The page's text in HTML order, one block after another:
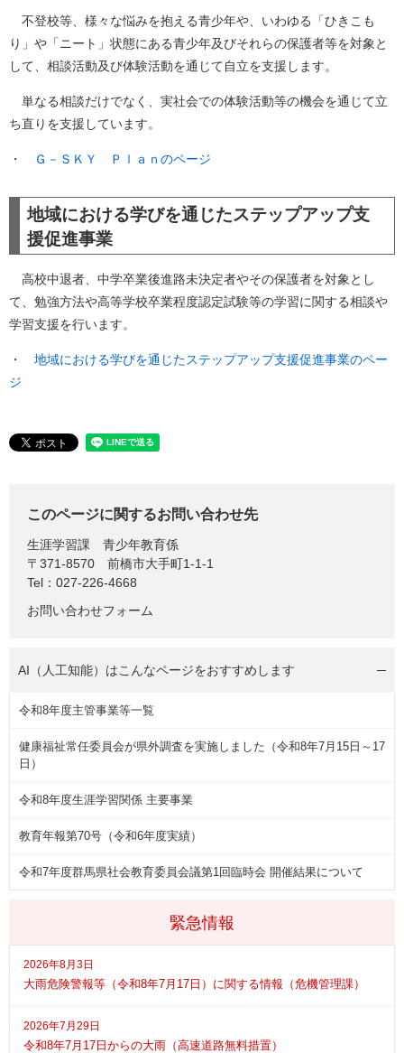
不登校等、様々な悩みを抱える青少年や、いわゆる「ひきこも
り」や「ニート」状態にある青少年及びそれらの保護者等を対象と
して、相談活動及び体験活動を通じて自立を支援します。
単なる相談だけでなく、実社会での体験活動等の機会を通じて立
ち直りを支援しています。
・ Ｇ－ＳＫＹ Ｐｌａｎのページ
地域における学びを通じたステップアップ支
援促進事業
高校中退者、中学卒業後進路未決定者やその保護者を対象とし
て、勉強方法や高等学校卒業程度認定試験等の学習に関する相談や
学習支援を行います。
・ 地域における学びを通じたステップアップ支援促進事業のペー
ジ
このページに関するお問い合わせ先
生涯学習課
青少年教育係
〒371-8570
前橋市大手町1-1-1
Tel：027-226-4668
お問い合わせフォーム
緊急情報
2026年8月3日
大雨危険警報等（令和8年7月17日）に関する情報（危機管理課）
2026年7月29日
令和8年7月17日からの大雨（高速道路無料措置）
AI（人工知能）はこんなページをおすすめします
令和8年度主管事業等一覧
健康福祉常任委員会が県外調査を実施しました（令和8年7月15日～17
日）
令和8年度生涯学習関係 主要事業
教育年報第70号（令和6年度実績）
令和7年度群馬県社会教育委員会議第1回臨時会 開催結果について